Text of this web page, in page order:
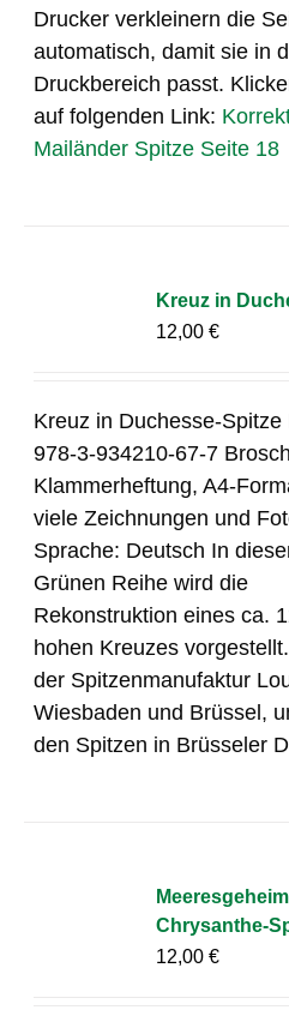
Drucker verkleinern die
automatisch, damit sie in
Druckbereich passt.
auf folgenden Link:
Mailänder Spitze Seite 18
Kreuz in
12,00€
Kreuz in Duchesse-Spitze
978-3-934210-67-7
Klammerheftung, A4-
viele Zeichnungen und
Sprache: Deutsch In
Grünen Reihe wird die
Rekonstruktion eines ca.
hohen Kreuzes
der Spitzenmanufaktur
Wiesbaden und Brüssel,
den Spitzen in Brüsseler
Chrysanthe-
12,00€